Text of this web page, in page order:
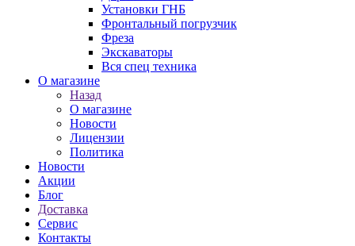
Установки ГНБ
Фронтальный погрузчик
Фреза
Экскаваторы
Вся спец техника
О магазине
Назад
О магазине
Новости
Лицензии
Политика
Новости
Акции
Блог
Доставка
Сервис
Контакты